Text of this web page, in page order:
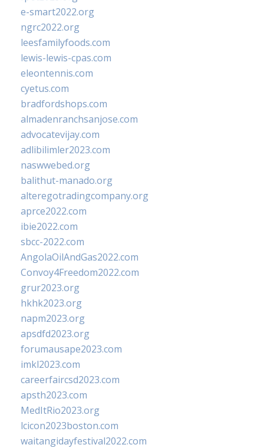
e-smart2022.org
ngrc2022.org
leesfamilyfoods.com
lewis-lewis-cpas.com
eleontennis.com
cyetus.com
bradfordshops.com
almadenranchsanjose.com
advocatevijay.com
adlibilimler2023.com
naswwebed.org
balithut-manado.org
alteregotradingcompany.org
aprce2022.com
ibie2022.com
sbcc-2022.com
AngolaOilAndGas2022.com
Convoy4Freedom2022.com
grur2023.org
hkhk2023.org
napm2023.org
apsdfd2023.org
forumausape2023.com
imkl2023.com
careerfaircsd2023.com
apsth2023.com
MedItRio2023.org
lcicon2023boston.com
waitangidayfestival2022.com